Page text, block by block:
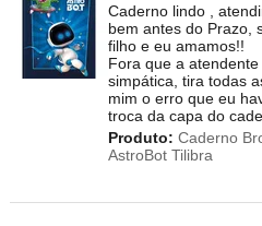
Caderno lindo ,
bem antes do Prazo,
filho e eu amamos!!
Fora que a
simpática, tira todas
mim o erro que eu
troca da capa do
Produto: Caderno
AstroBot Tilibra